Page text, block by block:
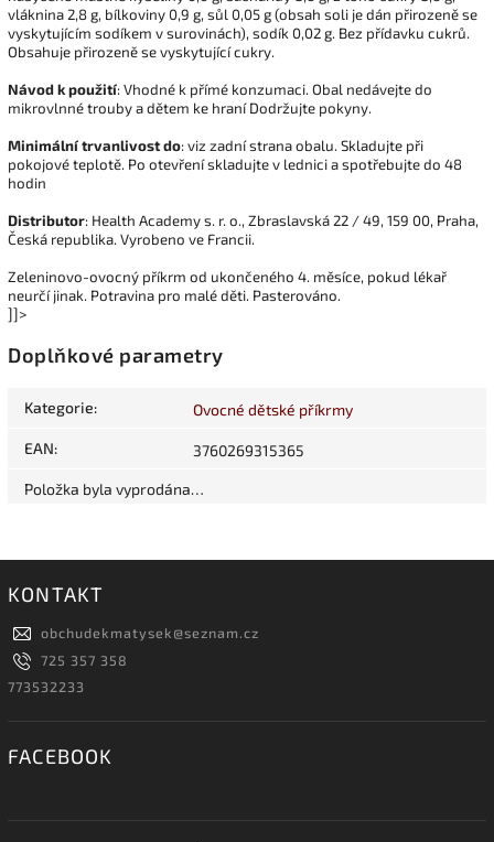
vláknina 2,8 g, bílkoviny 0,9 g, sůl 0,05 g (obsah soli je dán přirozeně se
vyskytujícím sodíkem v surovinách), sodík 0,02 g. Bez přídavku cukrů.
Obsahuje přirozeně se vyskytující cukry.
Návod k použití: Vhodné k přímé konzumaci. Obal nedávejte do
mikrovlnné trouby a dětem ke hraní Dodržujte pokyny.
Minimální trvanlivost do: viz zadní strana obalu. Skladujte při
pokojové teplotě. Po otevření skladujte v lednici a spotřebujte do 48
hodin
Distributor: Health Academy s. r. o., Zbraslavská 22 / 49, 159 00, Praha,
Česká republika. Vyrobeno ve Francii.
Zeleninovo-ovocný příkrm od ukončeného 4. měsíce, pokud lékař
neurčí jinak. Potravina pro malé děti. Pasterováno.
]]>
Doplňkové parametry
Kategorie: Ovocné dětské příkrmy
EAN: 3760269315365
Položka byla vyprodána…
KONTAKT
obchudekmatysek@seznam.cz
725 357 358
773532233
FACEBOOK